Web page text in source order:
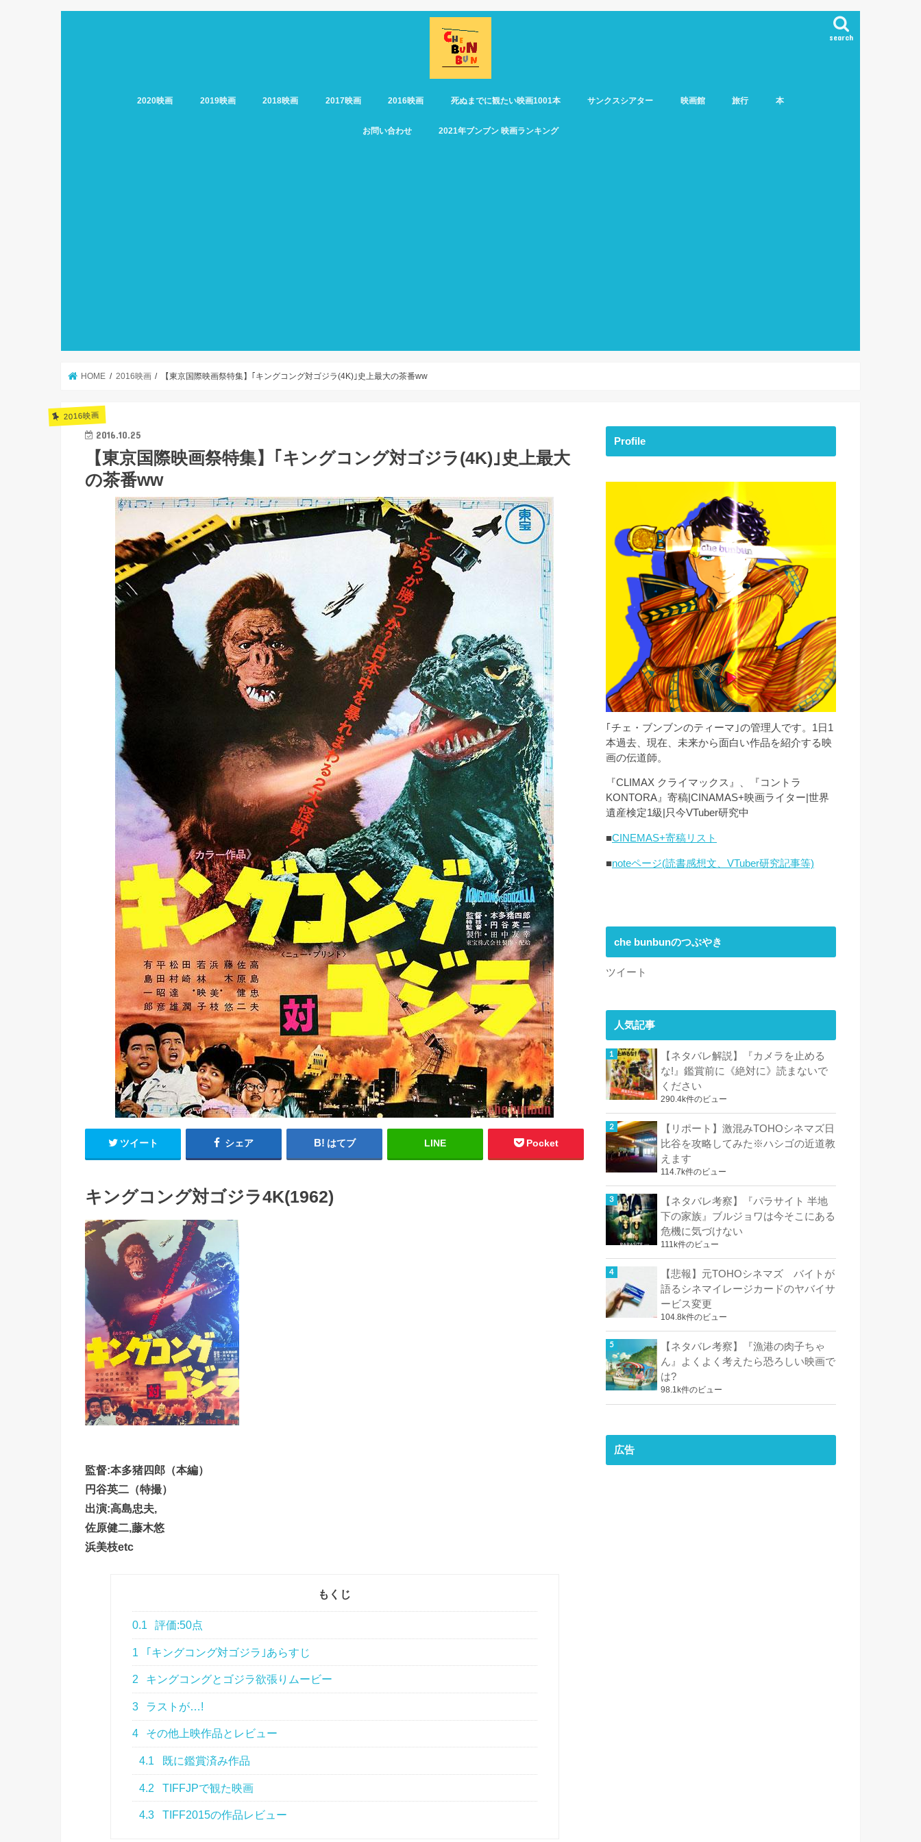
search
2020映画 2019映画 2018映画 2017映画 2016映画 死ぬまでに観たい映画1001本 サンクスシアター 映画館 旅行 本
お問い合わせ 2021年ブンブン 映画ランキング
HOME 2016映画 【東京国際映画祭特集】｢キングコング対ゴジラ(4K)｣史上最大の茶番ww
2016映画
2016.10.25
【東京国際映画祭特集】｢キングコング対ゴジラ(4K)｣史上最大
の茶番ww
ツイート シェア はてブ LINE Pocket
キングコング対ゴジラ4K(1962)
監督:本多猪四郎（本編）
円谷英二（特撮）
出演:高島忠夫,
佐原健二,藤木悠
浜美枝etc
もくじ
0.1 評価:50点
1 ｢キングコング対ゴジラ｣あらすじ
2 キングコングとゴジラ欲張りムービー
3 ラストが…!
4 その他上映作品とレビュー
4.1 既に鑑賞済み作品
4.2 TIFFJPで観た映画
4.3 TIFF2015の作品レビュー
Profile
｢チェ・ブンブンのティーマ｣の管理人です。1日1
本過去、現在、未来から面白い作品を紹介する映
画の伝道師。
『CLIMAX クライマックス』、『コントラ
KONTORA』寄稿|CINAMAS+映画ライター|世界
遺産検定1級|只今VTuber研究中
■CINEMAS+寄稿リスト
■noteページ(読書感想文、VTuber研究記事等)
che bunbunのつぶやき
ツイート
人気記事
【ネタバレ解説】『カメラを止める
な!』鑑賞前に《絶対に》読まないで
ください
290.4k件のビュー
【リポート】激混みTOHOシネマズ日
比谷を攻略してみた※ハシゴの近道教
えます
114.7k件のビュー
【ネタバレ考察】『パラサイト 半地
下の家族』ブルジョワは今そこにある
危機に気づけない
111k件のビュー
【悲報】元TOHOシネマズ バイトが
語るシネマイレージカードのヤバイサ
ービス変更
104.8k件のビュー
【ネタバレ考察】『漁港の肉子ちゃ
ん』よくよく考えたら恐ろしい映画で
は?
98.1k件のビュー
広告